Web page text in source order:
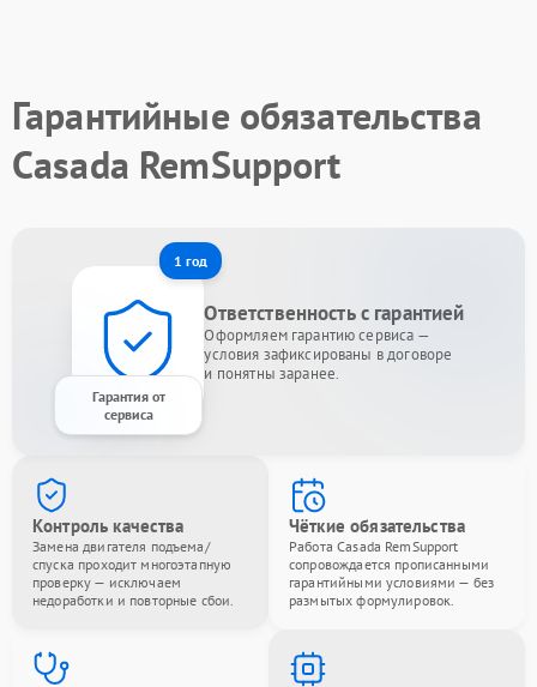
Гарантийные обязательства
Casada RemSupport
1 год
Гарантия от
сервиса
Ответственность с гарантией
Оформляем гарантию сервиса —
условия зафиксированы в договоре
и понятны заранее.
Контроль качества
Замена двигателя подъема/
спуска проходит многоэтапную
проверку — исключаем
недоработки и повторные сбои.
Чёткие обязательства
Работа Casada RemSupport
сопровождается прописанными
гарантийными условиями — без
размытых формулировок.